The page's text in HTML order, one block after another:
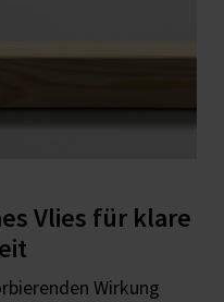
Vlies für klare
Wirkung